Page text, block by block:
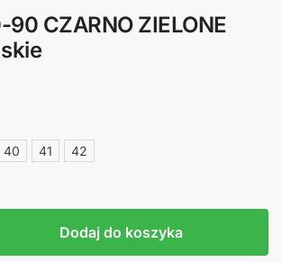
CZARNO ZIELONE
40 41 42
Dodaj do koszyka